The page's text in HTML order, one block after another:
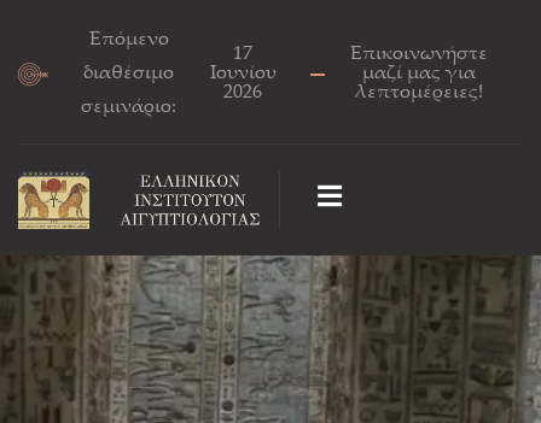
Επόμενο
διαθέσιμο
σεμινάριο:
17
Ιουνίου
2026
Επικοινωνήστε
μαζί μας για
λεπτομέρειες!